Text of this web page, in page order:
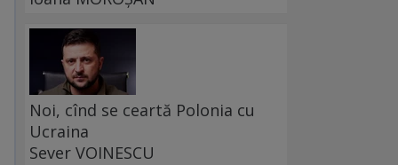
Noi, cînd se ceartă Polonia cu
Ucraina
Sever VOINESCU